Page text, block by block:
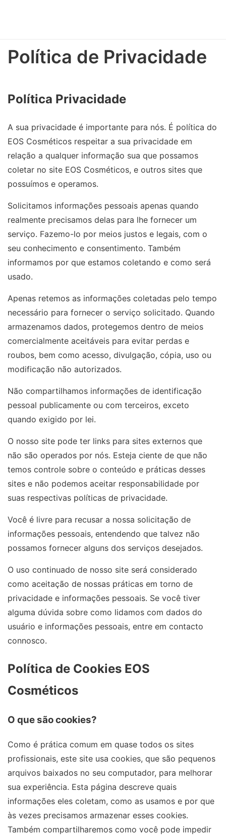
Política de Privacidade
Política Privacidade
A sua privacidade é importante para nós. É política do
EOS Cosméticos respeitar a sua privacidade em
relação a qualquer informação sua que possamos
coletar no site EOS Cosméticos, e outros sites que
possuímos e operamos.
Solicitamos informações pessoais apenas quando
realmente precisamos delas para lhe fornecer um
serviço. Fazemo-lo por meios justos e legais, com o
seu conhecimento e consentimento. Também
informamos por que estamos coletando e como será
usado.
Apenas retemos as informações coletadas pelo tempo
necessário para fornecer o serviço solicitado. Quando
armazenamos dados, protegemos dentro de meios
comercialmente aceitáveis ​​para evitar perdas e
roubos, bem como acesso, divulgação, cópia, uso ou
modificação não autorizados.
Não compartilhamos informações de identificação
pessoal publicamente ou com terceiros, exceto
quando exigido por lei.
O nosso site pode ter links para sites externos que
não são operados por nós. Esteja ciente de que não
temos controle sobre o conteúdo e práticas desses
sites e não podemos aceitar responsabilidade por
suas respectivas políticas de privacidade.
Você é livre para recusar a nossa solicitação de
informações pessoais, entendendo que talvez não
possamos fornecer alguns dos serviços desejados.
O uso continuado de nosso site será considerado
como aceitação de nossas práticas em torno de
privacidade e informações pessoais. Se você tiver
alguma dúvida sobre como lidamos com dados do
usuário e informações pessoais, entre em contacto
connosco.
Política de Cookies EOS
Cosméticos
O que são cookies?
Como é prática comum em quase todos os sites
profissionais, este site usa cookies, que são pequenos
arquivos baixados no seu computador, para melhorar
sua experiência. Esta página descreve quais
informações eles coletam, como as usamos e por que
às vezes precisamos armazenar esses cookies.
Também compartilharemos como você pode impedir